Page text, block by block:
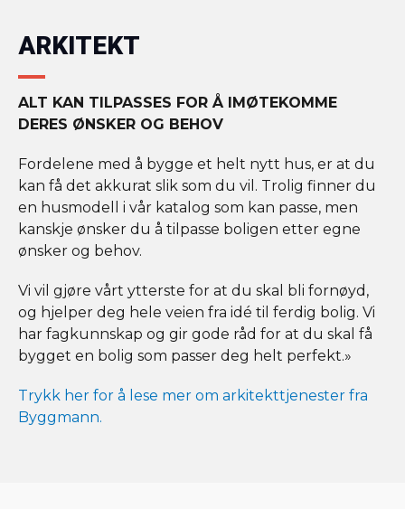
ARKITEKT
ALT KAN TILPASSES FOR Å IMØTEKOMME
DERES ØNSKER OG BEHOV
Fordelene med å bygge et helt nytt hus, er at du
kan få det akkurat slik som du vil. Trolig finner du
en husmodell i vår katalog som kan passe, men
kanskje ønsker du å tilpasse boligen etter egne
ønsker og behov.
Vi vil gjøre vårt ytterste for at du skal bli fornøyd,
og hjelper deg hele veien fra idé til ferdig bolig. Vi
har fagkunnskap og gir gode råd for at du skal få
bygget en bolig som passer deg helt perfekt.»
Trykk her for å lese mer om arkitekttjenester fra
Byggmann.